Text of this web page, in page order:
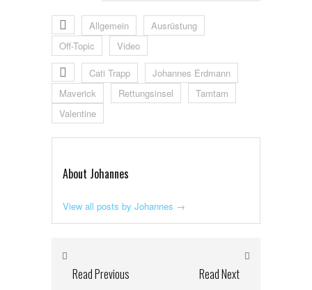
Allgemein
Ausrüstung
Off-Topic
Video
Cati Trapp
Johannes Erdmann
Maverick
Rettungsinsel
Tamtam
Valentine
About Johannes
View all posts by Johannes →
Read Previous Read Next